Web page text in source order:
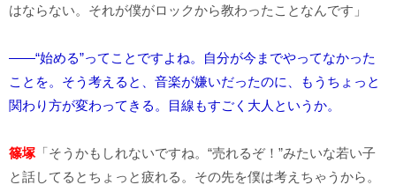
はならない。それが僕がロックから教わったことなんです」
――“始める”ってことですよね。自分が今までやってなかった
ことを。 そう考えると、音楽が嫌いだったのに、もうちょっと
関わり方が変わってきる。目線もすごく大人というか。
篠塚 「そうかもしれないですね。“売れるぞ！”みたいな若い子
と話してるとちょっと疲れる。その先を僕は考えちゃうから。